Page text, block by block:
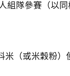
組隊參賽（以同
米（或米穀粉）